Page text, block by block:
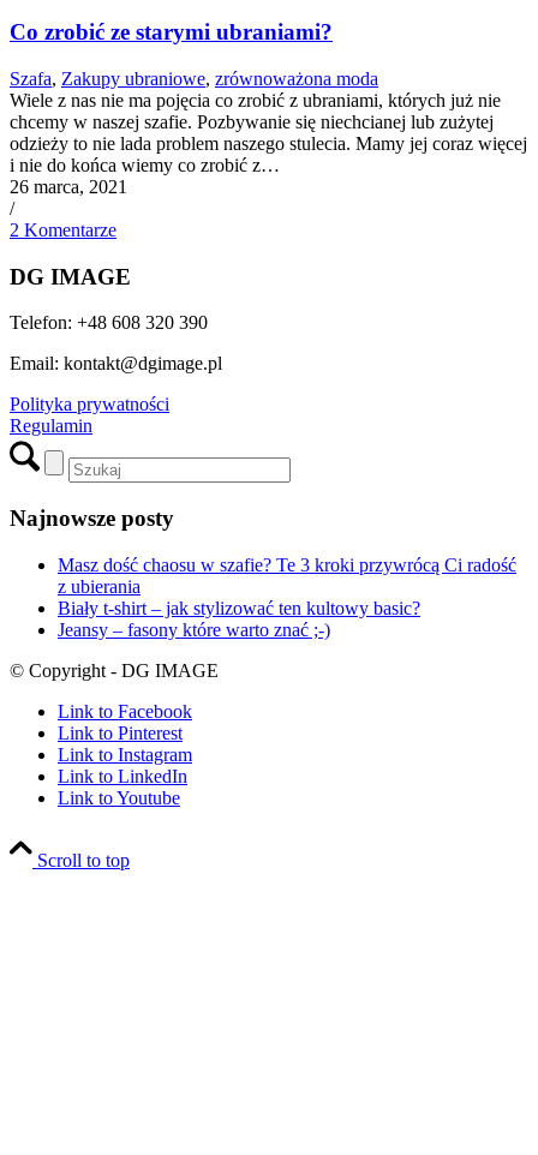
Co zrobić ze starymi ubraniami?
Szafa, Zakupy ubraniowe, zrównoważona moda
Wiele z nas nie ma pojęcia co zrobić z ubraniami, których już nie
chcemy w naszej szafie. Pozbywanie się niechcianej lub zużytej
odzieży to nie lada problem naszego stulecia. Mamy jej coraz więcej
i nie do końca wiemy co zrobić z…
26 marca, 2021
/
2 Komentarze
DG IMAGE
Telefon: +48 608 320 390
Email: kontakt@dgimage.pl
Polityka prywatności
Regulamin
Najnowsze posty
Masz dość chaosu w szafie? Te 3 kroki przywrócą Ci radość
z ubierania
Biały t-shirt – jak stylizować ten kultowy basic?
Jeansy – fasony które warto znać ;-)
© Copyright - DG IMAGE
Link to Facebook
Link to Pinterest
Link to Instagram
Link to LinkedIn
Link to Youtube
Scroll to top